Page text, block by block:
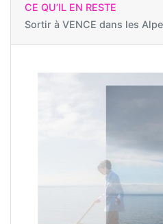
CE QU’IL EN RESTE
Sortir à VENCE dans les